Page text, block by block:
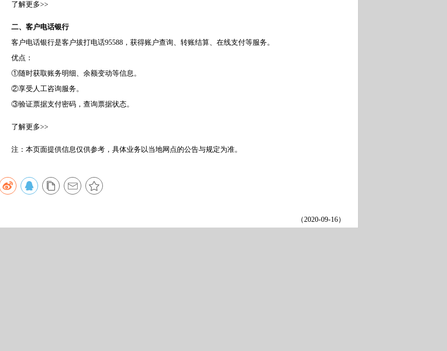
了解更多>>
二、客户电话银行
客户电话银行是客户拔打电话95588，获得账户查询、转账结算、在线支付等服务。
优点：
①随时获取账务明细、余额变动等信息。
②享受人工咨询服务。
③验证票据支付密码，查询票据状态。
了解更多>>
注：本页面提供信息仅供参考，具体业务以当地网点的公告与规定为准。
（2020-09-16）